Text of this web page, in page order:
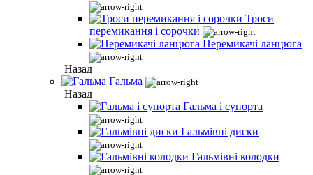
Троси
перемикання і сорочки
Перемикачі ланцюга
Назад
Гальма
Назад
Гальма і супорта
Гальмівні диски
Гальмівні колодки